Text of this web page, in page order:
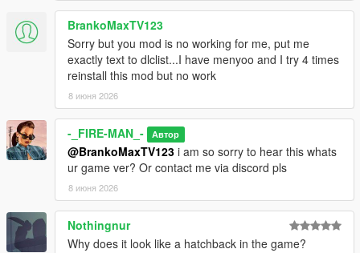
BrankoMaxTV123
Sorry but you mod is no working for me, put me
exactly text to dlclist...I have menyoo and I try 4 times
reinstall this mod but no work
8 июня 2026
-_FIRE-MAN_- Автор
@BrankoMaxTV123 i am so sorry to hear this whats
ur game ver? Or contact me via discord pls
8 июня 2026
Nothingnur
Why does it look like a hatchback in the game?